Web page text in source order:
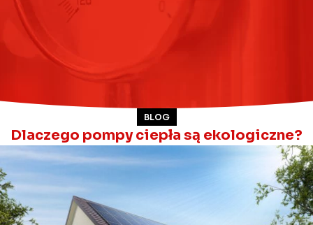
BLOG
Dlaczego pompy ciepła są ekologiczne?